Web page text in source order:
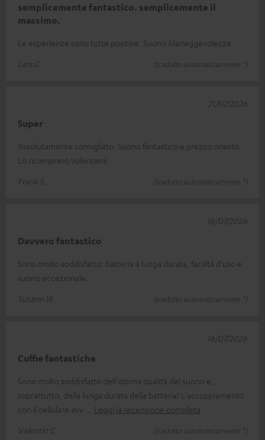
semplicemente fantastico. semplicemente il
massimo.
Le esperienze sono tutte positive. Suono Maneggevolezza
Lars C.
(tradotto automaticamente *)
Super
Assolutamente consigliato. Suono fantastico e prezzo onesto.
Lo ricomprerò volentieri!
Frank S.
(tradotto automaticamente *)
21/07/2026
Davvero fantastico
Sono molto soddisfatto: batteria a lunga durata, facilità d'uso e
suono eccezionale.
Susann W.
(tradotto automaticamente *)
16/07/2026
Cuffie fantastiche
Sono molto soddisfatto dell'ottima qualità del suono e,
soprattutto, della lunga durata della batteria! L'accoppiamento
con il cellulare avv
Leggi la recensione completa
Valentin C.
(tradotto automaticamente *)
16/07/2026